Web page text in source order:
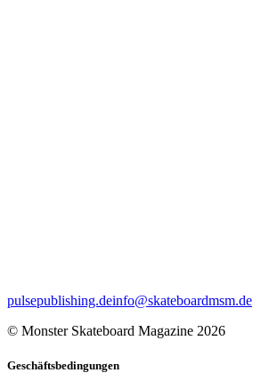
pulsepublishing.deinfo@skateboardmsm.de
© Monster Skateboard Magazine 2026
Geschäftsbedingungen